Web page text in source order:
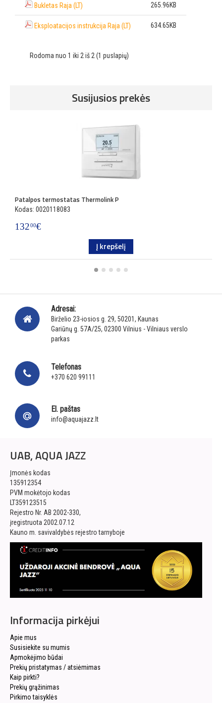
Bukletas Raja (LT) 265.96KB
Eksploatacijos instrukcija Raja (LT) 634.65KB
Rodoma nuo 1 iki 2 iš 2 (1 puslapių)
Susijusios prekės
Patalpos termostatas Thermolink P
Kodas: 0020118083
13200€
Į krepšelį
Adresai:
Birželio 23-iosios g. 29, 50201, Kaunas
Gariūnų g. 57A/25, 02300 Vilnius - Vilniaus verslo
parkas
Telefonas
+370 620 99111
El. paštas
info@aquajazz.lt
UAB, AQUA JAZZ
Įmonės kodas
135912354
PVM mokėtojo kodas
LT359123515
Rejestro Nr. AB 2002-330,
įregistruota 2002.07.12
Kauno m. savivaldybės rejestro tarnyboje
Informacija pirkėjui
Apie mus
Susisiekite su mumis
Apmokėjimo būdai
Prekių pristatymas / atsiėmimas
Kaip pirkti?
Prekių grąžinimas
Pirkimo taisyklės